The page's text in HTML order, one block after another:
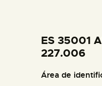
ES 35001
227.006
Área de